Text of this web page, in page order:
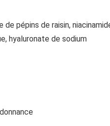
de pépins de raisin,
hyaluronate de sodium